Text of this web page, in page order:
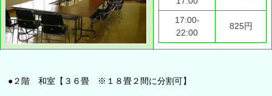
17:00-
22:00
825円
●２階 和室【３６畳 ※１８畳２間に分割可】